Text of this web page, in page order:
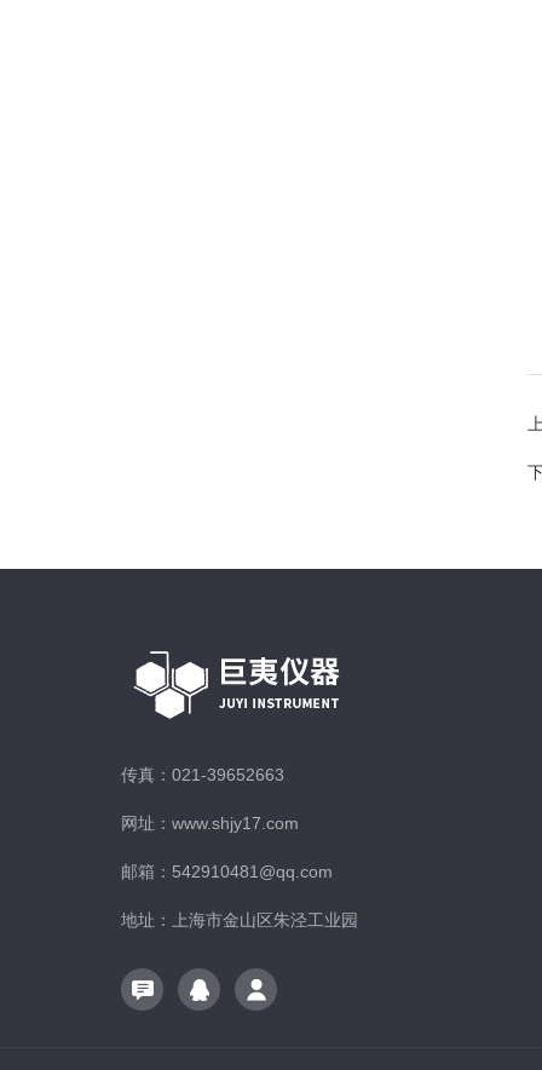
传真：021-39652663
网址：www.shjy17.com
邮箱：542910481@qq.com
地址：上海市金山区朱泾工业园